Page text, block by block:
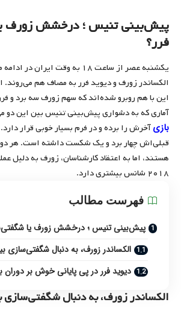
پیش‌بینی تنیس ؛ درخشش زورف
فرر؟
یکشنبه عصر از ساعت ۱۸ به وقت ایران در ادامه مسابقات
الکساندر زورف و دیوید فرر به مصاف هم می‌روند.
این با هم روبرو شده‌اند که سهم زورف سه برد و
آماری که به دشواری پیش‌بینی تنیس بین این دو
بازیآخرش را برده و در فرم بسیار خوبی قرار
قبلی‌اش چهار برد و یک شکست داشته است. هر دو
هستند، اما به اعتقاد کارشناسان، زورف به دلیل
۲۰۱۸ شانس بیشتری دارد.
فهرست مطالب
پیش‌بینی تنیس ؛ درخشش زورف یا
الکساندر زورف، به دنبال شگفتی‌سازی
دیوید فرر در پی پایانی خوش بر
الکساندر زورف، به دنبال شگفتی‌سازی